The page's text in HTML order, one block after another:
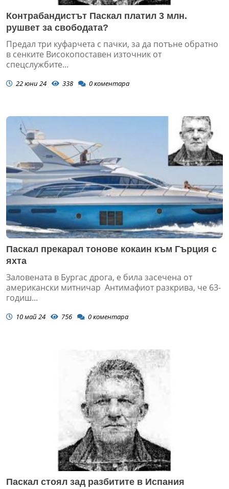
Контрабандистът Паскал платил 3 млн.
рушвет за свободата?
Предал три куфарчета с пачки, за да потъне обратно
в сенките Високопоставен източник от
спецслужбите...
22 юни 24 338 0коментара
Паскал прекарал тонове кокаин към Гърция с
яхта
Заловената в Бургас дрога, е била засечена от
американски митничар Антимафиот разкрива, че 63-
годиш...
10 май 24 756 0коментара
Паскал стоял зад разбитите в Испания